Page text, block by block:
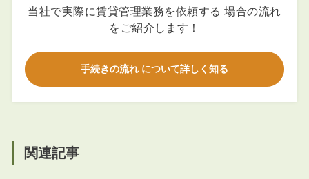
当社で実際に賃貸管理業務を依頼する 場合の流れ
をご紹介します！
手続きの流れ について詳しく知る
関連記事